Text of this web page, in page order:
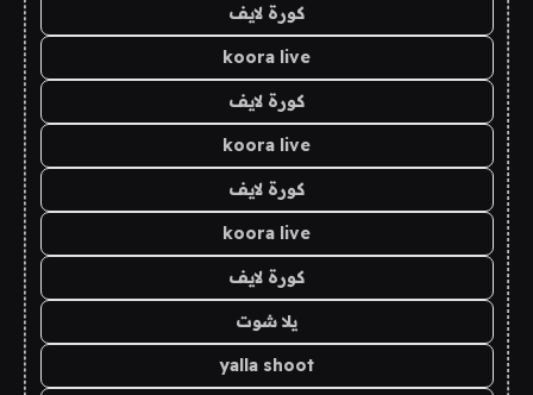
كورة لايف
koora live
كورة لايف
koora live
كورة لايف
koora live
كورة لايف
يلا شوت
yalla shoot